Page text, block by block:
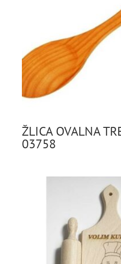
ŽLICA OVALNA
03758